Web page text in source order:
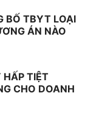
BỐ TBYT LOẠI
ÁN NÀO
HẤP TIỆT
CHO DOANH